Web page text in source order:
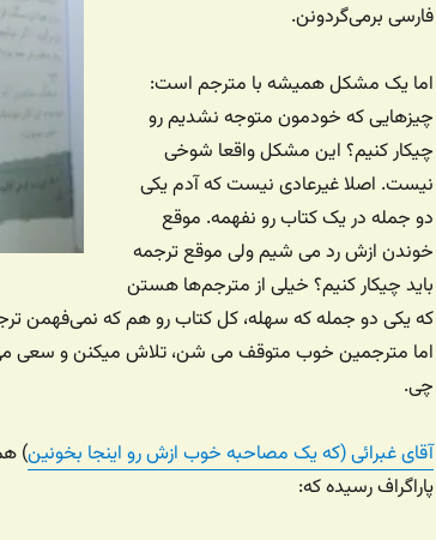
فارسی برمی‌گردونن.
اما یک مشکل همیشه با مترجم است:
چیزهایی که خودمون متوجه نشدیم رو
چیکار کنیم؟ این مشکل واقعا شوخی
نیست. اصلا غیرعادی نیست که آدم یکی
دو جمله در یک کتاب رو نفهمه. موقع
خوندن ازش رد می شیم ولی موقع ترجمه
باید چیکار کنیم؟ خیلی از مترجم‌ها هستن
که یکی دو جمله که سهله، کل کتاب رو هم که نمی‌فهمن
اما مترجمین خوب متوقف می شن، تلاش میکنن و سعی
چی.
آقای غبرائی (که یک مصاحبه خوب ازش رو اینجا بخونین)
پاراگراف رسیده که: